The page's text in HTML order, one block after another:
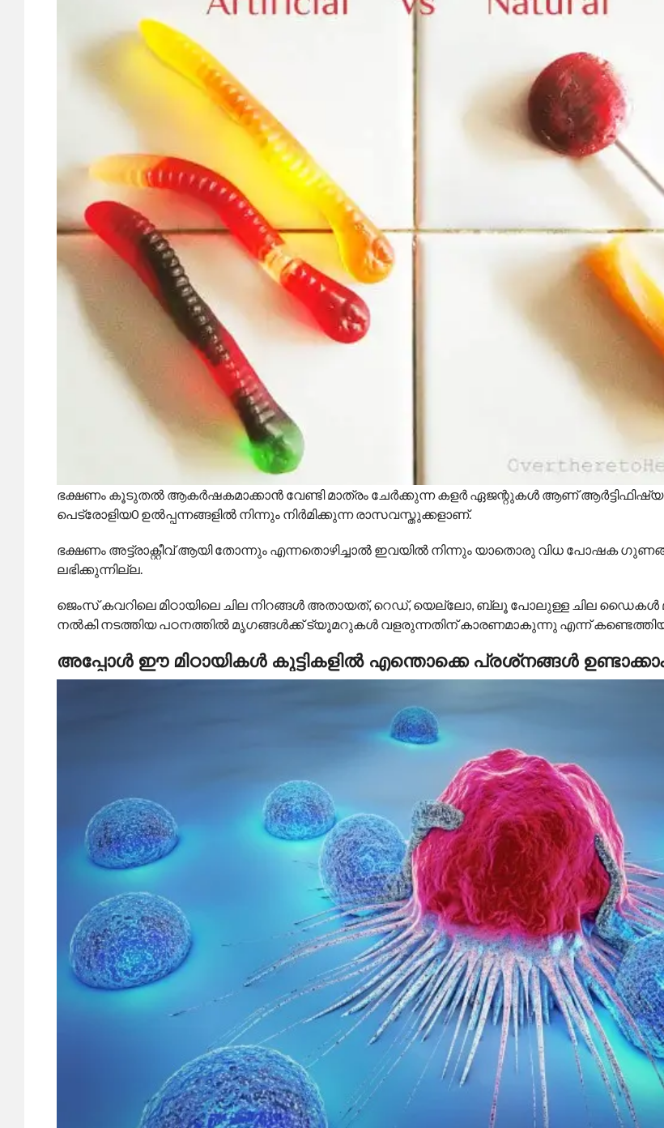
ഭക്ഷണം കൂടുതല്‍ ആകര്‍ഷകമാക്കാന്‍ വേണ്ടി മാത്രം ചേര്‍ക്കുന്ന കളര്‍ ഏജന്റുകള്‍ ആണ്
പെട്രോളിയ0 ഉല്‍പ്പന്നങ്ങളില്‍ നിന്നും നിര്‍മിക്കുന്ന രാസവസ്തുക്കളാണ്.
ഭക്ഷണം അട്ട്രാക്റ്റീവ് ആയി തോന്നും എന്നതൊഴിച്ചാല്‍ ഇവയില്‍ നിന്നും യാതൊരു വിധ പോഷക
ലഭിക്കുന്നില്ല.
ജെംസ് കവറിലെ മിഠായിലെ ചില നിറങ്ങള്‍ അതായത്, റെഡ്, യെല്ലോ, ബ്ലൂ പോലുള്ള ചില
നല്‍കി നടത്തിയ പഠനത്തില്‍ മൃഗങ്ങള്‍ക്ക് ട്യൂമറുകള്‍ വളരുന്നതിന് കാരണമാകുന്നു എന്ന്
അപ്പോള്‍ ഈ മിഠായികള്‍ കുട്ടികളില്‍ എന്തൊക്കെ പ്രശ്‌നങ്ങള്‍